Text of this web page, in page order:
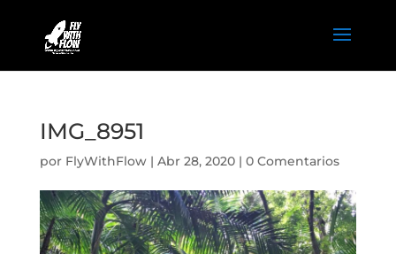
IMG_8951
por FlyWithFlow| Abr 28, 2020| 0 Comentarios